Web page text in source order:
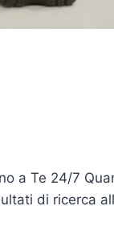
a Te 24/7
di